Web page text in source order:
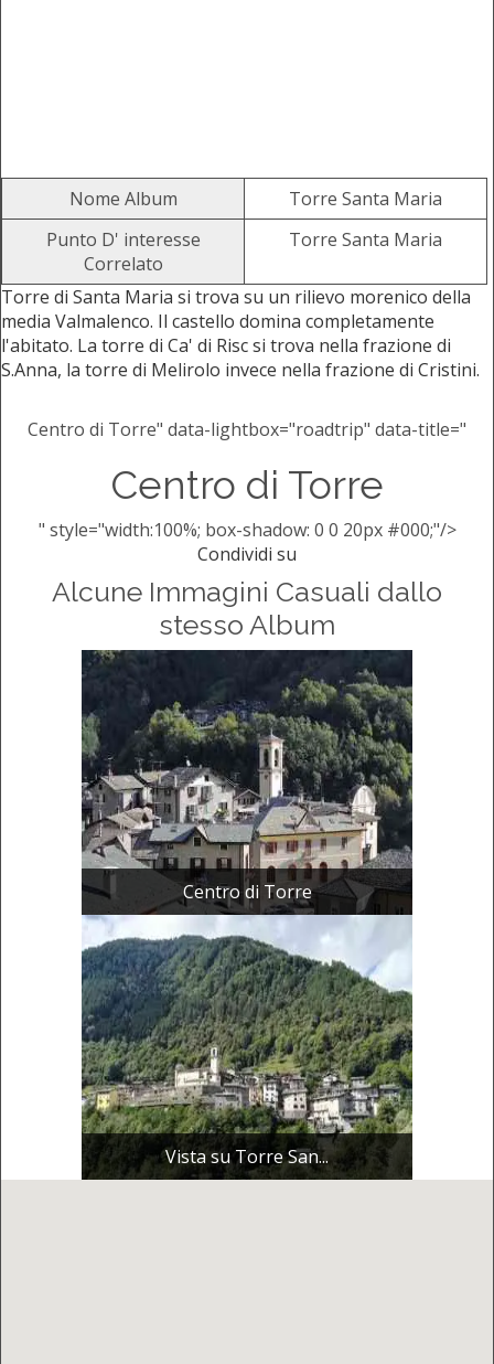
Nome Album
Torre Santa Maria
Punto D' interesse
Correlato
Torre Santa Maria
Torre di Santa Maria si trova su un rilievo morenico della
media Valmalenco. Il castello domina completamente
l'abitato. La torre di Ca' di Risc si trova nella frazione di
S.Anna, la torre di Melirolo invece nella frazione di Cristini.
Centro di Torre" data-lightbox="roadtrip" data-title="
Centro di Torre
" style="width:100%; box-shadow: 0 0 20px #000;"/>
Condividi su
Alcune Immagini Casuali dallo
stesso Album
Centro di Torre
Vista su Torre San...